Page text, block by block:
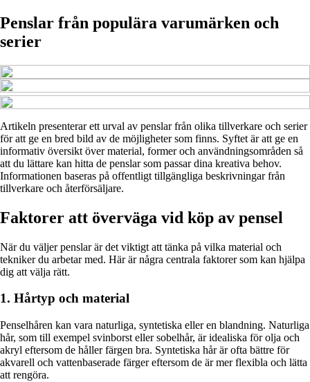
Penslar från populära varumärken och
serier
Artikeln presenterar ett urval av penslar från olika tillverkare och serier
för att ge en bred bild av de möjligheter som finns. Syftet är att ge en
informativ översikt över material, former och användningsområden så
att du lättare kan hitta de penslar som passar dina kreativa behov.
Informationen baseras på offentligt tillgängliga beskrivningar från
tillverkare och återförsäljare.
Faktorer att överväga vid köp av pensel
När du väljer penslar är det viktigt att tänka på vilka material och
tekniker du arbetar med. Här är några centrala faktorer som kan hjälpa
dig att välja rätt.
1. Hårtyp och material
Penselhåren kan vara naturliga, syntetiska eller en blandning. Naturliga
hår, som till exempel svinborst eller sobelhår, är idealiska för olja och
akryl eftersom de håller färgen bra. Syntetiska hår är ofta bättre för
akvarell och vattenbaserade färger eftersom de är mer flexibla och lätta
att rengöra.